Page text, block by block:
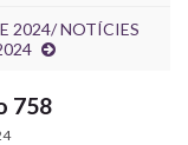
2024/ NOTÍCIES
758